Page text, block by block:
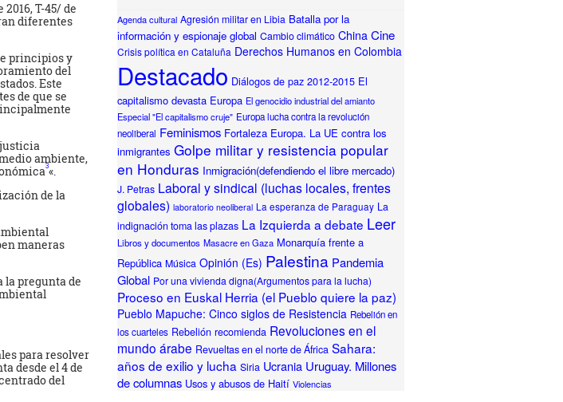
T-45/ de
diferentes
principios y
del
Este
de que se
justicia
ambiente,
3«.
de la
maneras
pregunta de
para resolver
desde el 4 de
del
Agenda cultural Agresión militar en Libia Batalla por la
información y espionaje global Cambio climático China Cine
Crisis política en Cataluña Derechos Humanos en Colombia
Destacado Diálogos de paz 2012-2015 El
capitalismo devasta Europa El genocidio industrial del amianto
Especial "El capitalismo cruje" Europa lucha contra la revolución
neoliberal Feminismos Fortaleza Europa. La UE contra los
inmigrantes Golpe militar y resistencia popular
en Honduras Inmigración(defendiendo el libre mercado)
J. Petras Laboral y sindical (luchas locales, frentes
globales) laboratorio neoliberal La esperanza de Paraguay La
indignación toma las plazas La Izquierda a debate Leer
Libros y documentos Masacre en Gaza Monarquía frente a
República Música Opinión (Es) Palestina Pandemia
Global Por una vivienda digna(Argumentos para la lucha)
Proceso en Euskal Herria (el Pueblo quiere la paz)
Pueblo Mapuche: Cinco siglos de Resistencia Rebelión en
los cuarteles Rebelión recomienda Revoluciones en el
mundo árabe Revueltas en el norte de África Sahara:
años de exilio y lucha Siria Ucrania Uruguay. Millones
de columnas Usos y abusos de Haití Violencias